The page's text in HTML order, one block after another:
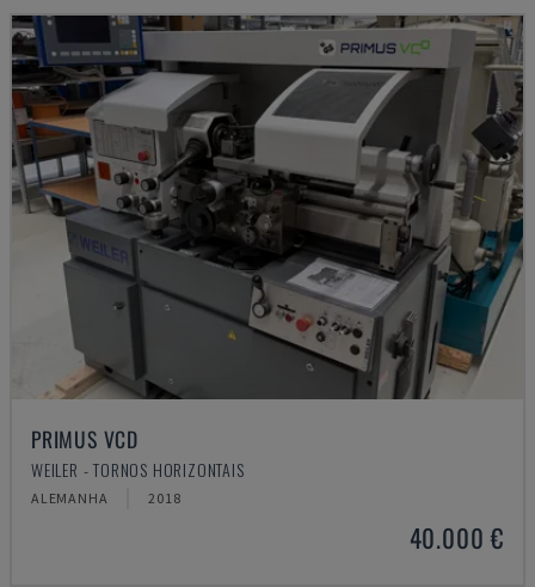
PRIMUS VCD
WEILER - TORNOS HORIZONTAIS
ALEMANHA 2018
40.000 €